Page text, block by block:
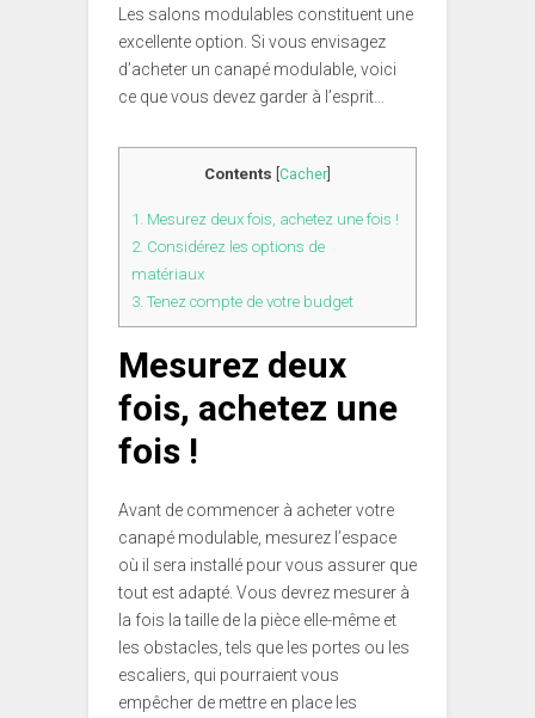
Les salons modulables constituent une
excellente option. Si vous envisagez
d’acheter un canapé modulable, voici
ce que vous devez garder à l’esprit…
Contents Cacher
1. Mesurez deux fois, achetez une fois !
2. Considérez les options de
matériaux
3. Tenez compte de votre budget
Mesurez deux
fois, achetez une
fois !
Avant de commencer à acheter votre
canapé modulable, mesurez l’espace
où il sera installé pour vous assurer que
tout est adapté. Vous devrez mesurer à
la fois la taille de la pièce elle-même et
les obstacles, tels que les portes ou les
escaliers, qui pourraient vous
empêcher de mettre en place les